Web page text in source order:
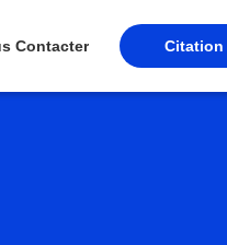
Contacter Citation